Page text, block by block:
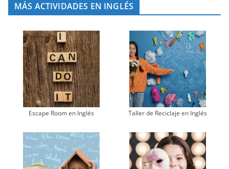
MÁS ACTIVIDADES EN INGLÉS
Escape Room en Inglés Taller de Reciclaje en Inglés